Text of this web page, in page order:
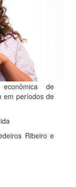
econômica de
em períodos de
Ribeiro e